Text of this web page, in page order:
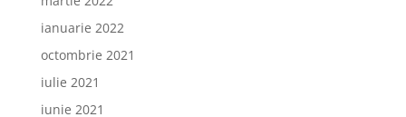
ianuarie 2022
octombrie 2021
iulie 2021
iunie 2021